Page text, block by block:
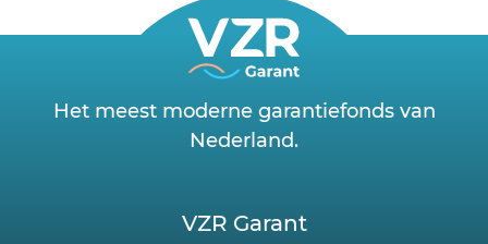
Het meest moderne garantiefonds van
Nederland.
VZR Garant